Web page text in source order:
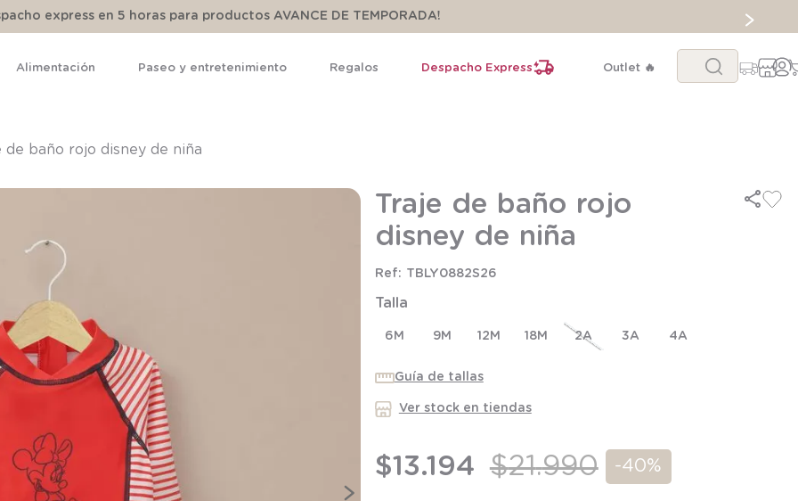
express en 5 horas para productos AVANCE DE TEMPORADA!
Alimentación Paseo y entretenimiento Regalos Despacho Express Outlet 🔥
Buscar...
de baño rojo disney de niña
Traje de baño rojo
disney de niña
TBLY0882S26
Talla
6M 9M 12M 18M 2A 3A 4A
Guía de tallas
Ver stock en tiendas
$13.194 $21.990 -40%
1.
pijama
8
9.
10